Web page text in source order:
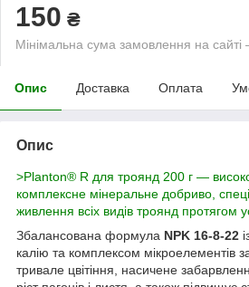
150 ₴
Мінімальна сума замовлення на
Опис Доставка Оплата
Опис
>Planton® R для троянд 200 г —
комплексне мінеральне добриво,
живлення всіх видів троянд протягом
Збалансована формула NPK 16-8-22
калію та комплексом мікроелементів
тривале цвітіння, насичене